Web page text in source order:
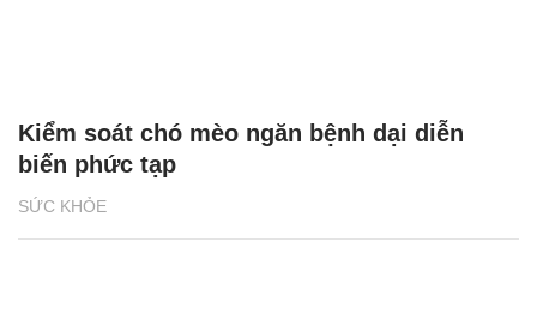
SỨC KHỎE
Kiểm soát chó mèo ngăn bệnh dại diễn
biến phức tạp